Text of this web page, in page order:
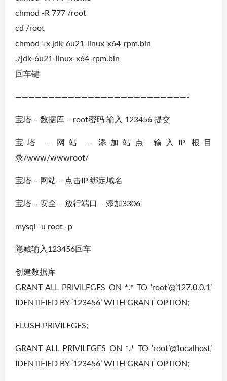
chmod -R 777 /root
cd /root
chmod +x jdk-6u21-linux-x64-rpm.bin
./jdk-6u21-linux-x64-rpm.bin
回车键
——————————————————————————-
宝塔 – 数据库 – root密码 输入 123456 提交
宝塔 – 网站 – 添加站点 输入IP 根目
录/www/wwwroot/
宝塔 – 网站 – 点击IP 绑定域名
宝塔 – 安全 – 放行端口 – 添加3306
mysql -u root -p
隐藏输入123456回车
创建数据库
GRANT ALL PRIVILEGES ON *.* TO ‘root’@’127.0.0.1’
IDENTIFIED BY ‘123456’ WITH GRANT OPTION;
FLUSH PRIVILEGES;
GRANT ALL PRIVILEGES ON *.* TO ‘root’@’localhost’
IDENTIFIED BY ‘123456’ WITH GRANT OPTION;